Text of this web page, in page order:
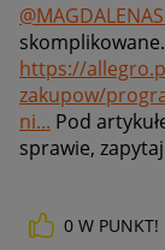
https://
zakupow/
ni... Pod
sprawie, zapytaj
0 W PUNKT!